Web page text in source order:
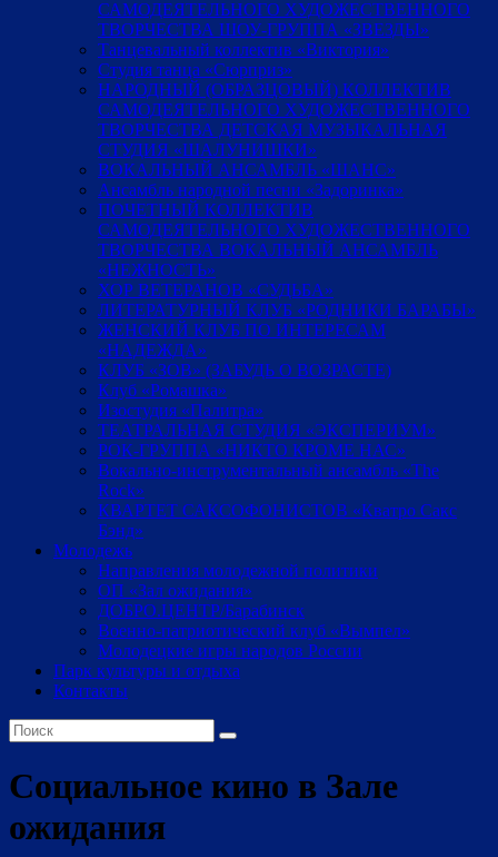
САМОДЕЯТЕЛЬНОГО ХУДОЖЕСТВЕННОГО
ТВОРЧЕСТВА ШОУ-ГРУППА «ЗВЕЗДЫ»
Танцевальный коллектив «Виктория»
Студия танца «Сюрприз»
НАРОДНЫЙ (ОБРАЗЦОВЫЙ) КОЛЛЕКТИВ
САМОДЕЯТЕЛЬНОГО ХУДОЖЕСТВЕННОГО
ТВОРЧЕСТВА ДЕТСКАЯ МУЗЫКАЛЬНАЯ
СТУДИЯ «ШАЛУНИШКИ»
ВОКАЛЬНЫЙ АНСАМБЛЬ «ШАНС»
Ансамбль народной песни «Задоринка»
ПОЧЕТНЫЙ КОЛЛЕКТИВ
САМОДЕЯТЕЛЬНОГО ХУДОЖЕСТВЕННОГО
ТВОРЧЕСТВА ВОКАЛЬНЫЙ АНСАМБЛЬ
«НЕЖНОСТЬ»
ХОР ВЕТЕРАНОВ «СУДЬБА»
ЛИТЕРАТУРНЫЙ КЛУБ «РОДНИКИ БАРАБЫ»
ЖЕНСКИЙ КЛУБ ПО ИНТЕРЕСАМ
«НАДЕЖДА»
КЛУБ «ЗОВ» (ЗАБУДЬ О ВОЗРАСТЕ)
Клуб «Ромашка»
Изостудия «Палитра»
ТЕАТРАЛЬНАЯ СТУДИЯ «ЭКСПЕРИУМ»
РОК-ГРУППА «НИКТО КРОМЕ НАС»
Вокально-инструментальный ансамбль «The
Rock»
КВАРТЕТ САКСОФОНИСТОВ «Кватро Сакс
Бэнд»
Молодежь
Направления молодежной политики
ОП «Зал ожидания»
ДОБРО.ЦЕНТР/Барабинск
Военно-патриотический клуб «Вымпел»
Молодецкие игры народов России
Парк культуры и отдыха
Контакты
Социальное кино в Зале
ожидания